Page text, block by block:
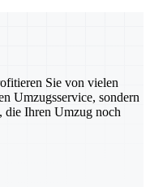
Sie von vielen
Umzugsservice, sondern
die Ihren Umzug noch